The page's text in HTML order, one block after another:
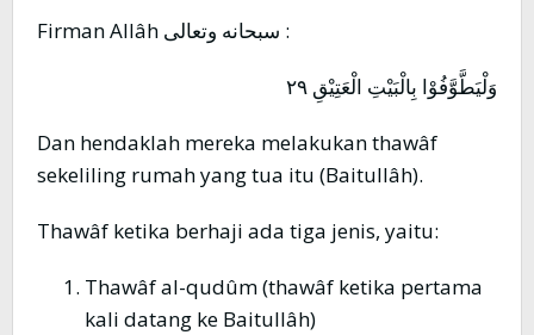
Firman Allâh سبحانه وتعالى :
وَلْيَطَّوَّفُوْا بِالْبَيْتِ الْعَتِيْقِ ٢٩
Dan hendaklah mereka melakukan thawâf
sekeliling rumah yang tua itu (Baitullâh).
Thawâf ketika berhaji ada tiga jenis, yaitu:
Thawâf al-qudûm (thawâf ketika pertama
kali datang ke Baitullâh)